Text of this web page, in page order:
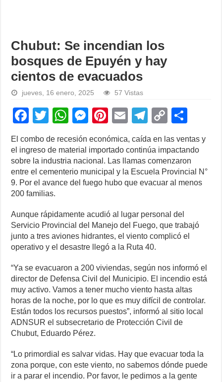
Chubut: Se incendian los
bosques de Epuyén y hay
cientos de evacuados
jueves, 16 enero, 2025 57 Vistas
F
a
c
e
b
o
o
k
T
wi
tt
er
W
h
at
s
A
p
M
ss
e
n
er
Pi
nt
er
e
st
E
m
ail
T
e
gr
a
C
p
y
Li
k
ar
e
El combo de recesión económica, caída en las ventas y
el ingreso de material importado continúa impactando
sobre la industria nacional. Las llamas comenzaron
entre el cementerio municipal y la Escuela Provincial N°
9. Por el avance del fuego hubo que evacuar al menos
200 familias.
Aunque rápidamente acudió al lugar personal del
Servicio Provincial del Manejo del Fuego, que trabajó
junto a tres aviones hidrantes, el viento complicó el
operativo y el desastre llegó a la Ruta 40.
“Ya se evacuaron a 200 viviendas, según nos informó el
director de Defensa Civil del Municipio. El incendio está
muy activo. Vamos a tener mucho viento hasta altas
horas de la noche, por lo que es muy difícil de controlar.
Están todos los recursos puestos”, informó al sitio local
ADNSUR el subsecretario de Protección Civil de
Chubut, Eduardo Pérez.
“Lo primordial es salvar vidas. Hay que evacuar toda la
zona porque, con este viento, no sabemos dónde puede
ir a parar el incendio. Por favor, le pedimos a la gente